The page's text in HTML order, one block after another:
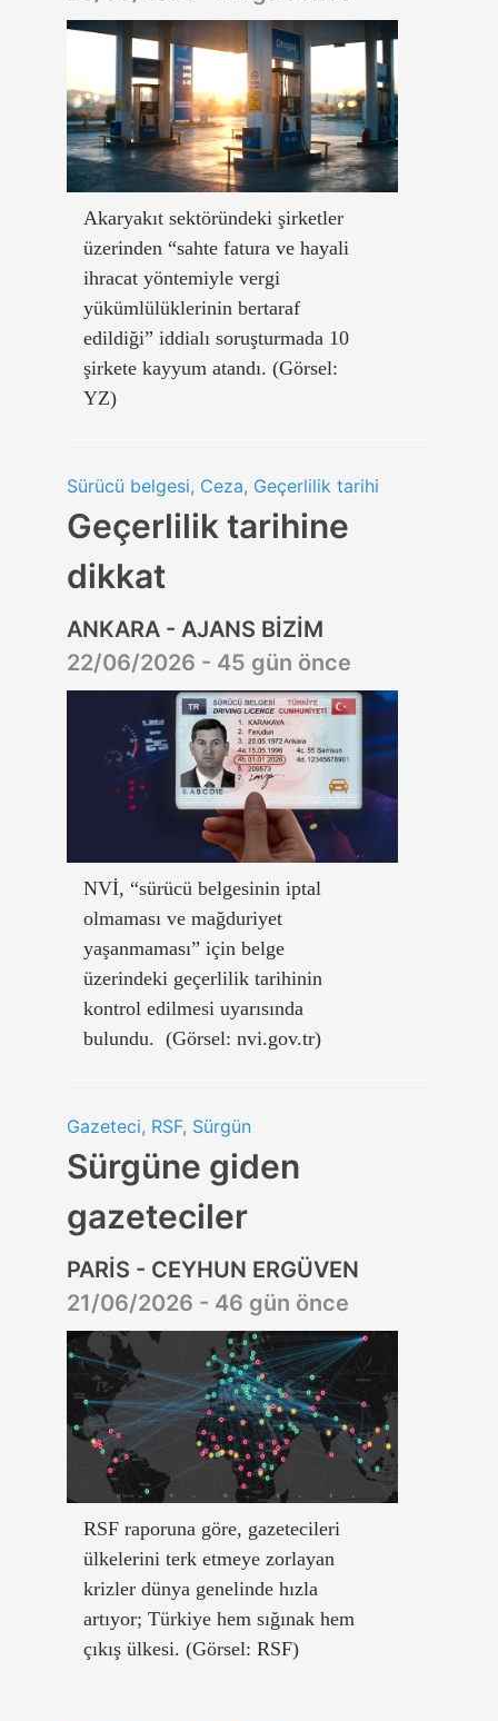
Akaryakıt sektöründeki şirketler
üzerinden “sahte fatura ve hayali
ihracat yöntemiyle vergi
yükümlülüklerinin bertaraf
edildiği” iddialı soruşturmada 10
şirkete kayyum atandı. (Görsel:
YZ)
Sürücü belgesi, Ceza, Geçerlilik tarihi
Geçerlilik tarihine
dikkat
ANKARA - AJANS BİZİM
22/06/2026 - 45 gün önce
NVİ, “sürücü belgesinin iptal
olmaması ve mağduriyet
yaşanmaması” için belge
üzerindeki geçerlilik tarihinin
kontrol edilmesi uyarısında
bulundu. (Görsel: nvi.gov.tr)
Gazeteci, RSF, Sürgün
Sürgüne giden
gazeteciler
PARİS - CEYHUN ERGÜVEN
21/06/2026 - 46 gün önce
RSF raporuna göre, gazetecileri
ülkelerini terk etmeye zorlayan
krizler dünya genelinde hızla
artıyor; Türkiye hem sığınak hem
çıkış ülkesi. (Görsel: RSF)